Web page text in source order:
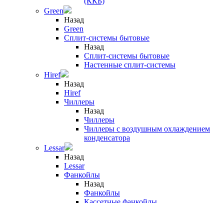
Green
Назад
Green
Сплит-системы бытовые
Назад
Сплит-системы бытовые
Настенные сплит-системы
Hiref
Назад
Hiref
Чиллеры
Назад
Чиллеры
Чиллеры с воздушным охлаждением
конденсатора
Lessar
Назад
Lessar
Фанкойлы
Назад
Фанкойлы